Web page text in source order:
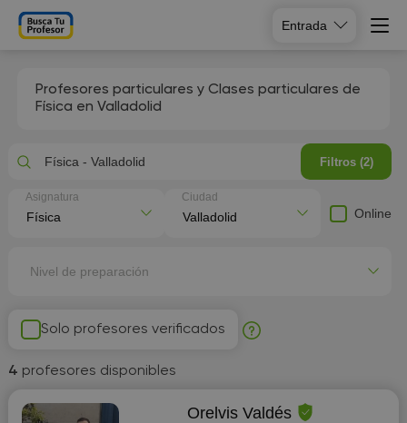
Entrada
Profesores particulares y Clases particulares de
Física en Valladolid
Solo profesores verificados
4 profesores disponibles
Orelvis Valdés
Física - Valladolid Filtros (2)
Asignatura Ciudad
Online
Nivel de preparación